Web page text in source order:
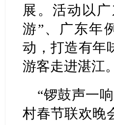
展。活动以
游”、广东年
动，打造有年
游客走进湛江。
“锣鼓声一
村春节联欢晚